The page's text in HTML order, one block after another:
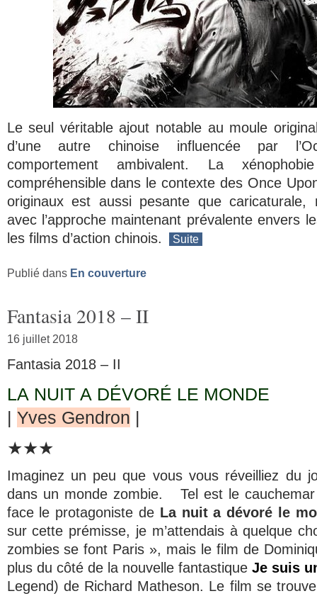
Le seul véritable ajout notable au moule
d’une autre chinoise influencée par
comportement ambivalent. La
compréhensible dans le contexte des Once
originaux est aussi pesante que caricaturale,
avec l’approche maintenant prévalente envers
les films d’action chinois.
Suite
Publié dans En couverture
Fantasia 2018 – II
16 juillet 2018
Fantasia 2018 – II
LA NUIT A DÉVORÉ LE MONDE
| Yves Gendron |
★★★
Imaginez un peu que vous vous réveilliez du
dans un monde zombie. Tel est le
face le protagoniste de La nuit a dévoré le
sur cette prémisse, je m’attendais à quelque
zombies se font Paris », mais le film de
plus du côté de la nouvelle fantastique Je suis
Legend) de Richard Matheson. Le film se